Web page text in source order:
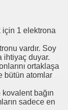
için 1 elektrona
vardır. Soy
ihtiyaç duyar.
ortaklaşa
bütün atomlar
bağın
sadece en